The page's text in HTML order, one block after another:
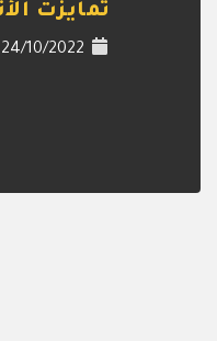
تمايزت
24/10/2022